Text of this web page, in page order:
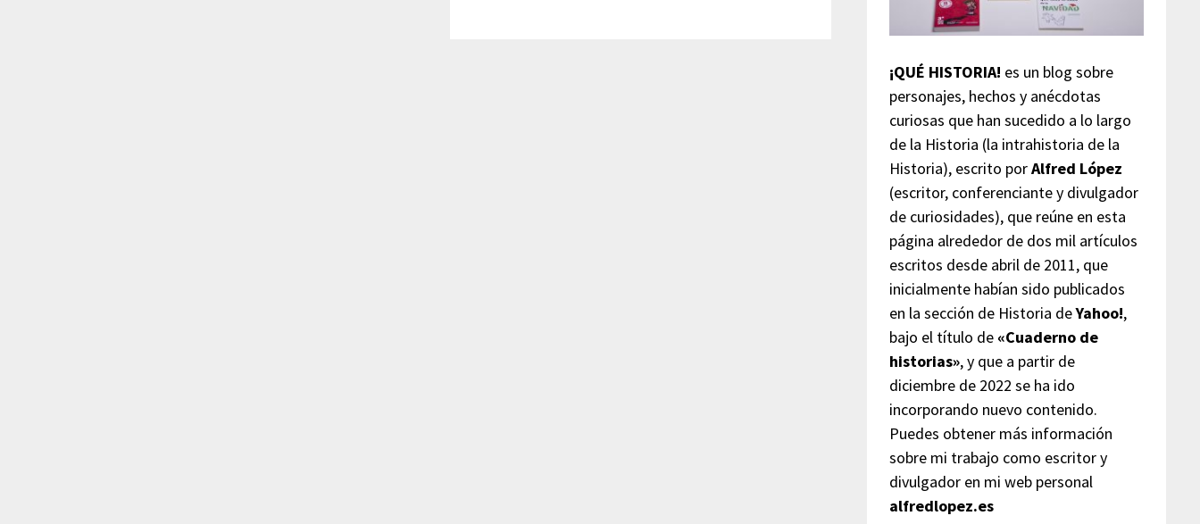
¡QUÉ HISTORIA! es un blog sobre
personajes, hechos y anécdotas
curiosas que han sucedido a lo largo
de la Historia (la intrahistoria de la
Historia), escrito porAlfred López
(escritor, conferenciante y divulgador
de curiosidades), que reúne en esta
página alrededor de dos mil artículos
escritos desde abril de 2011, que
inicialmente habían sido publicados
en la sección de Historia deYahoo!,
bajo el título de «Cuaderno de
historias», y que a partir de
diciembre de 2022 se ha ido
incorporando nuevo contenido.
Puedes obtener más información
sobre mi trabajo como escritor y
divulgador en mi web personal
alfredlopez.es